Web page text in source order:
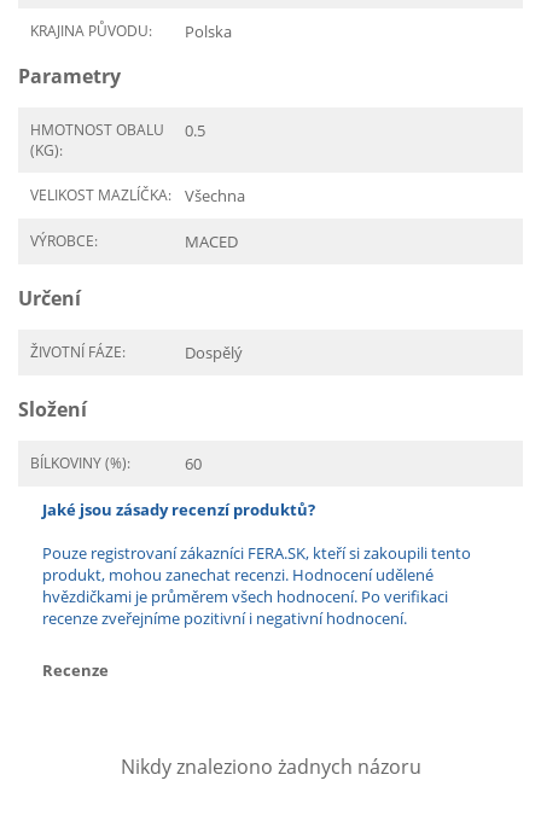
KRAJINA PŮVODU: Polska
Parametry
HMOTNOST OBALU
(KG):
0.5
VELIKOST MAZLÍČKA: Všechna
VÝROBCE: MACED
Určení
ŽIVOTNÍ FÁZE: Dospělý
Složení
BÍLKOVINY (%): 60
Jaké jsou zásady recenzí produktů?
Pouze registrovaní zákazníci FERA.SK, kteří si zakoupili tento
produkt, mohou zanechat recenzi. Hodnocení udělené
hvězdičkami je průměrem všech hodnocení. Po verifikaci
recenze zveřejníme pozitivní i negativní hodnocení.
Recenze
Nikdy znaleziono żadnych názoru